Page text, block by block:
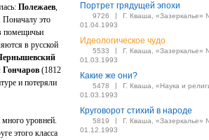
Полежаев,
Поначалу это
помещичьи
в русской
Гончаров (1812
и потеряли
уровней.
этого класса
Портрет грядущей эпохи
9726 |
Г. Кваша, «Зазеркалье»
01.04.1993
Идеологическое чудо
5533 |
Г. Кваша, «Зазеркалье»
01.03.1993
Какие же они?
5478 |
Г. Кваша, «Наука и
01.03.1993
Круговорот стихий в народе
5819 |
Г. Кваша, «Зазеркалье»
01.12.1993